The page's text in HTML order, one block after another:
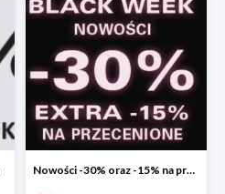
Nowości -30% oraz -15% na przecenione